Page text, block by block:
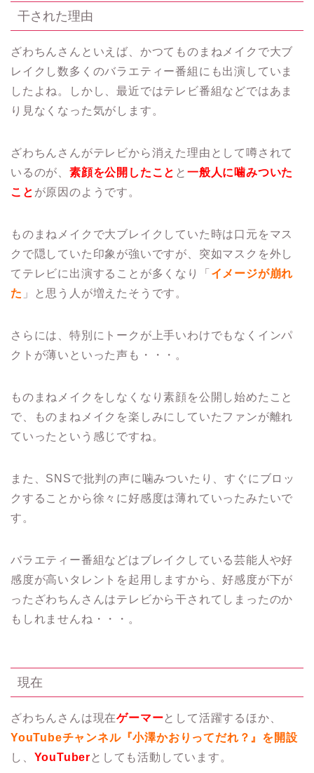
干された理由
ざわちんさんといえば、かつてものまねメイクで大ブ
レイクし数多くのバラエティー番組にも出演していま
したよね。しかし、最近ではテレビ番組などではあま
り見なくなった気がします。
ざわちんさんがテレビから消えた理由として噂されて
いるのが、 素顔を公開したこと と一般 人に噛みついた
こと が原因のようです。
ものまねメイクで大ブレイクしていた時は口元をマス
クで隠していた印象が強いですが、突如マスクを外し
てテレビに出演することが多くなり「 イメージが崩れ
た 」と思う人が増えたそうです。
さらには、特別にトークが上手いわけでもなくインパ
クトが薄いといった声も・・・。
ものまねメイクをしなくなり素顔を公開し始めたこと
で、ものまねメイクを楽しみにしていたファンが離れ
ていったという感じですね。
また、SNSで批判の声に噛みついたり、すぐにブロッ
クすることから徐々に好感度は薄れていったみたいで
す。
バラエティー番組などはブレイクしている芸能人や好
感度が高いタレントを起用しますから、好感度が下が
ったざわちんさんはテレビから干されてしまったのか
もしれませんね・・・。
現在
ざわちんさんは現在ゲーマーとして活躍するほか、
YouTubeチャンネル『小澤かおりってだれ？』を開設
し、 YouTuber としても活動しています。